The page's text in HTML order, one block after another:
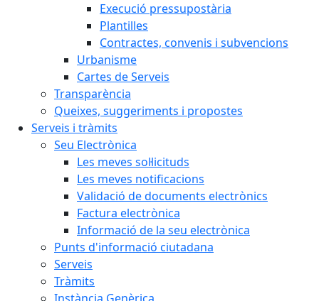
Execució pressupostària
Plantilles
Contractes, convenis i subvencions
Urbanisme
Cartes de Serveis
Transparència
Queixes, suggeriments i propostes
Serveis i tràmits
Seu Electrònica
Les meves sol·licituds
Les meves notificacions
Validació de documents electrònics
Factura electrònica
Informació de la seu electrònica
Punts d'informació ciutadana
Serveis
Tràmits